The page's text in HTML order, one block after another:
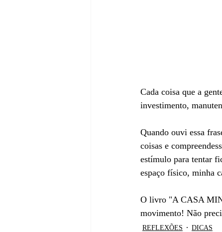
Cada coisa que a
investimento,
Quando ouvi essa
coisas e
estímulo para tentar
espaço físico, minha
O livro "A CASA
movimento! Não
REFLEXÕES DICAS